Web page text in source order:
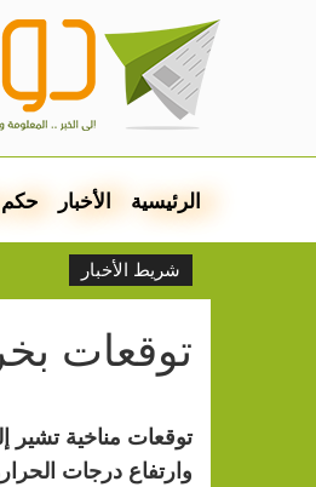
الرئيسية الأخبار
شريط الأخبار
توقعات
توقعات مناخية
وارتفاع درجات